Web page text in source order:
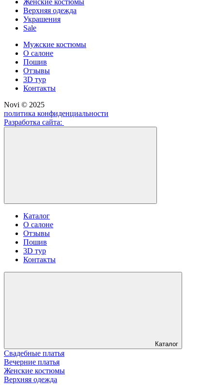
Верхняя одежда
Украшения
Sale
Мужские костюмы
О салоне
Пошив
Отзывы
3D тур
Контакты
Novi © 2025
политика конфиденциальности
Разработка сайта:
Каталог
О салоне
Отзывы
Пошив
3D тур
Контакты
Каталог
Свадебные платья
Вечерние платья
Женские костюмы
Верхняя одежда